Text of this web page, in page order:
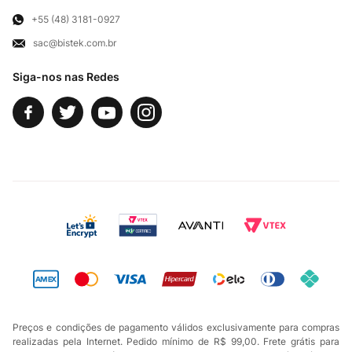
Siga-nos nas Redes
Exercício de Direito
Fale Conosco
+55 (48) 3181-0927
sac@bistek.com.br
Preços e condições de pagamento válidos exclusivamente para compras
realizadas pela Internet. Pedido mínimo de R$ 99,00. Frete grátis para